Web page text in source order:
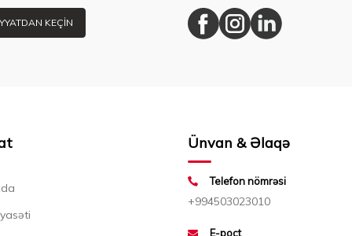
KEÇIN
Ünvan & Əlaqə
Telefon nömrəsi
+994503023010
E-poçt